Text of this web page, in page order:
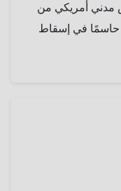
مدني أمريكي من
حاسمًا في إسقاط